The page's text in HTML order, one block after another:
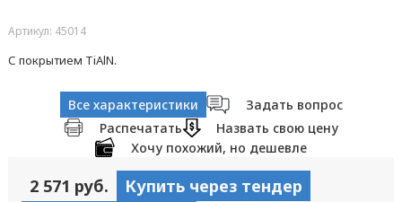
Артикул: 45014
С покрытием TiAlN.
Все характеристики
Задать вопрос
Распечатать
Назвать свою цену
Хочу похожий, но дешевле
2 571 руб.
Купить через тендер